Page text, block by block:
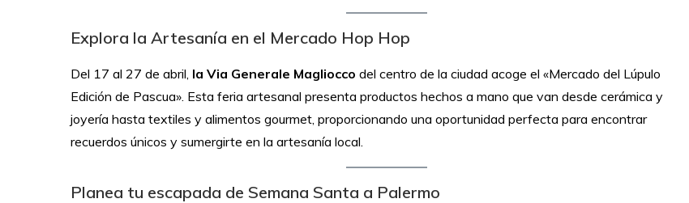
Explora la Artesanía en el Mercado Hop Hop
Del 17 al 27 de abril, la Via Generale Magliocco del centro de la ciudad acoge el «Mercado del Lúpulo
Edición de Pascua». Esta feria artesanal presenta productos hechos a mano que van desde cerámica y
joyería hasta textiles y alimentos gourmet, proporcionando una oportunidad perfecta para encontrar
recuerdos únicos y sumergirte en la artesanía local.
Planea tu escapada de Semana Santa a Palermo